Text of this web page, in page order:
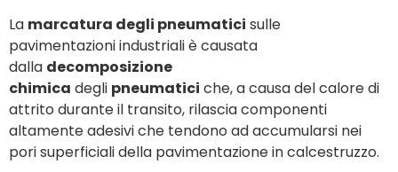
La marcatura degli pneumatici sulle
pavimentazioni industriali è causata
dalla decomposizione
chimica degli pneumatici che, a causa del calore di
attrito durante il transito, rilascia componenti
altamente adesivi che tendono ad accumularsi nei
pori superficiali della pavimentazione in calcestruzzo.